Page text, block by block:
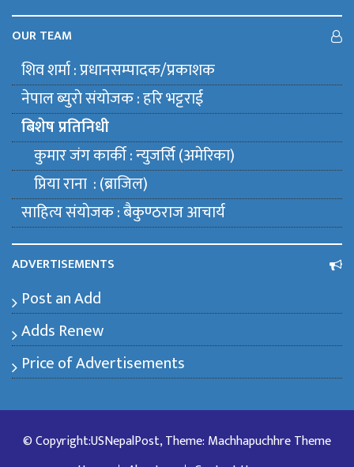
OUR TEAM
शिव शर्मा : प्रधानसम्पादक/प्रकाशक
नेपाल ब्युराे संयाेजक : हरि भट्टराई
बिशेष प्रतिनिधी
कुमार जंग कार्की : न्युजर्सि (अमेरिका)
प्रिया राना : (ब्राजिल)
साहित्य संयाेजक : बैकुण्ठराज आचार्य
ADVERTISEMENTS
Post an Add
Adds Renew
Price of Advertisements
© Copyright:USNepalPost, Theme: Machhapuchhre Theme